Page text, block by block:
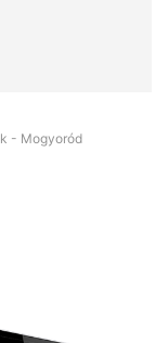
- Mogyoród